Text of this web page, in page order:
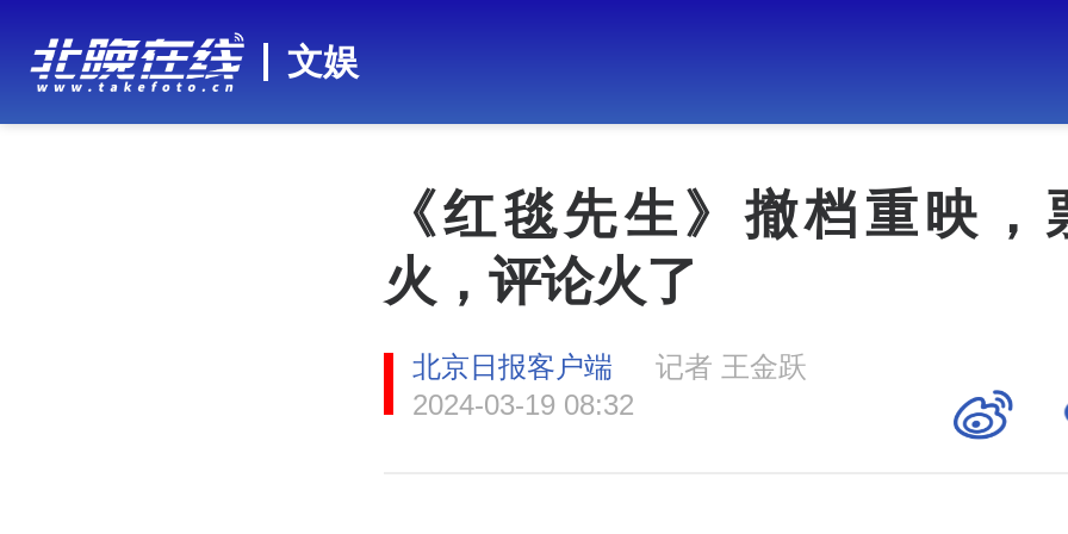
文娱
《红毯先生》撤档重映，
火，评论火了
北京日报客户端
记者 王金跃
2024-03-19 08:32